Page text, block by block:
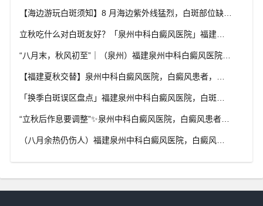
【海边游玩白斑须知】8 月海边紫外线猛烈，白斑部位缺少黑色素保护，福建泉州中科白癜风医院科普出游白斑防护方案
立秋吃什么对白斑友好？「泉州中科白癜风医院」福建白癜风患者饮食不要盲目忌口
“八月末，秋风初至”｜（泉州）福建泉州中科白癜风医院，聊聊白癜风换季防护关键点
【福建夏秋交替】泉州中科白癜风医院，白癜风患者，入秋之后洗澡习惯也要多注意
「换季白斑误区盘点」福建泉州中科白癜风医院，白斑消长多变，科学对待才是正道
“立秋后作息要调整”✨泉州中科白癜风医院，白癜风患者，不良作息会影响皮肤状态
（八月余热仍伤人）福建泉州中科白癜风医院，白癜风外出，依旧要做好硬防晒措施